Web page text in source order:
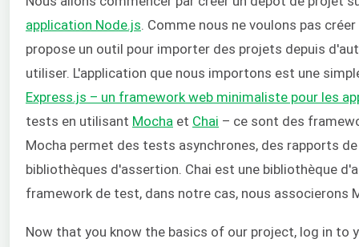
application Node.js . Comme nous ne voulons pas
propose un outil pour importer des projets depuis
utiliser. L'application que nous importons est une
Express.js – un framework web minimaliste pour les
tests en utilisant Mocha et Chai – ce sont des
Mocha permet des tests asynchrones, des rapports
bibliothèques d'assertion. Chai est une bibliothèque
framework de test, dans notre cas, nous associerons
Now that you know the basics of our project, log in to